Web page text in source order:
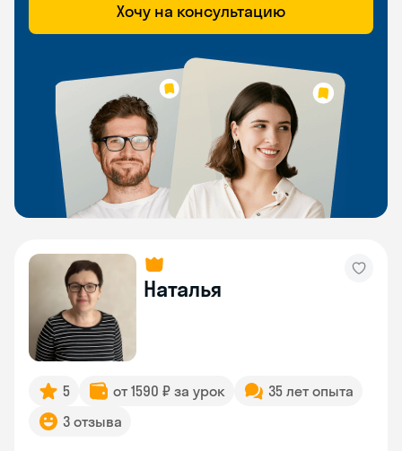
Хочу на консультацию
Наталья
5 от 1590 ₽ за урок
35 лет опыта
3 отзыва